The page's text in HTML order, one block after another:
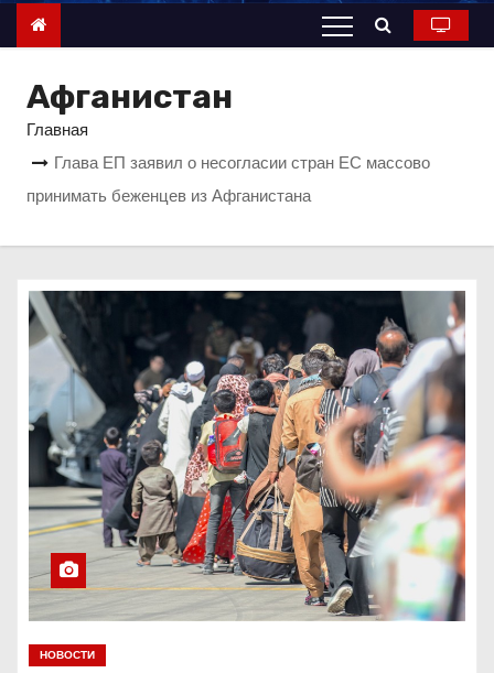
Афганистан
Главная
Глава ЕП заявил о несогласии стран ЕС массово
принимать беженцев из Афганистана
НОВОСТИ